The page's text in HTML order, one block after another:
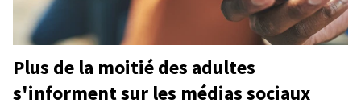
Plus de la moitié des adultes
s'informent sur les médias sociaux